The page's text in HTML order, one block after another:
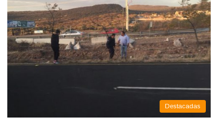
Destacadas